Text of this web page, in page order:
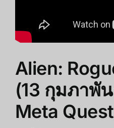
Alien:
(13 กุมภาพั
Meta